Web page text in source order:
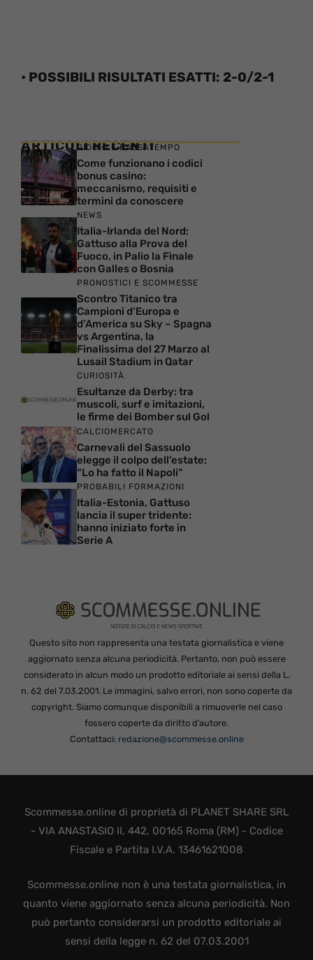
• POSSIBILI RISULTATI ESATTI: 2-0/2-1
ARTICOLI RECENTI
GIOCHI E PASSATEMPO
Come funzionano i codici
bonus casino:
meccanismo, requisiti e
termini da conoscere
NEWS
Italia-Irlanda del Nord:
Gattuso alla Prova del
Fuoco, in Palio la Finale
con Galles o Bosnia
PRONOSTICI E SCOMMESSE
Scontro Titanico tra
Campioni d’Europa e
d’America su Sky – Spagna
vs Argentina, la
Finalissima del 27 Marzo al
Lusail Stadium in Qatar
CURIOSITÀ
Esultanze da Derby: tra
muscoli, surf e imitazioni,
le firme dei Bomber sul Gol
CALCIOMERCATO
Carnevali del Sassuolo
elegge il colpo dell’estate:
“Lo ha fatto il Napoli”
PROBABILI FORMAZIONI
Italia-Estonia, Gattuso
lancia il super tridente:
hanno iniziato forte in
Serie A
Questo sito non rappresenta una testata giornalistica e viene
aggiornato senza alcuna periodicità. Pertanto, non può essere
considerato in alcun modo un prodotto editoriale ai sensi della L.
n. 62 del 7.03.2001. Le immagini, salvo errori, non sono coperte da
copyright. Siamo comunque disponibili a rimuoverle nel caso
fossero coperte da diritto d’autore.
Contattaci: redazione@scommesse.online
Scommesse.online di proprietà di PLANET SHARE SRL
- VIA ANASTASIO II, 442, 00165 Roma (RM) - Codice
Fiscale e Partita I.V.A. 13461621008
Scommesse.online non è una testata giornalistica, in
quanto viene aggiornato senza alcuna periodicità. Non
può pertanto considerarsi un prodotto editoriale ai
sensi della legge n. 62 del 07.03.2001